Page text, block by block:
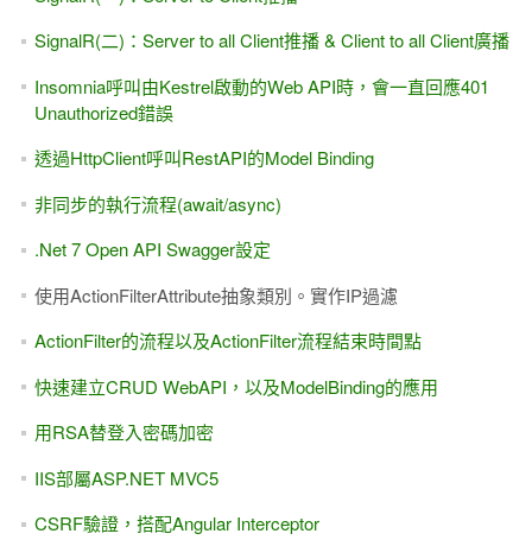
SignalR(二)：Server to all Client推播 & Client to all Client廣播
Insomnia呼叫由Kestrel啟動的Web API時，會一直回應401
Unauthorized錯誤
透過HttpClient呼叫RestAPI的Model Binding
非同步的執行流程(await/async)
.Net 7 Open API Swagger設定
使用ActionFilterAttribute抽象類別。實作IP過濾
ActionFilter的流程以及ActionFilter流程結束時間點
快速建立CRUD WebAPI，以及ModelBinding的應用
用RSA替登入密碼加密
IIS部屬ASP.NET MVC5
CSRF驗證，搭配Angular Interceptor